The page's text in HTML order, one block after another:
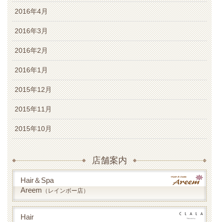
2016年4月
2016年3月
2016年2月
2016年1月
2015年12月
2015年11月
2015年10月
店舗案内
Hair＆Spa
Areem （レインボー店）
Hair